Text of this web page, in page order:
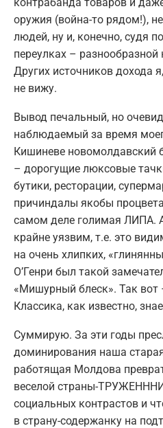
оружия (война-то рядом!),
людей, ну и, конечно, судя
переулках –
Других источников дохода
не вижу.
Вывод печальный, но
наблюдаемый за время
Кишиневе новомолдавский
– дорогущие люксовые
бутики, ресторации,
причиндалы якобы
самом деле голимая ЛИПА.
крайне уязвим, т.е. это
на очень хлипких,
О’Генри был такой
«Мишурный блеск». Так вот
Классика, как известно,
Суммирую. За эти годы
доминирования наша
работящая Молдова
веселой страны-
социальных контрастов и
в страну-содержанку на